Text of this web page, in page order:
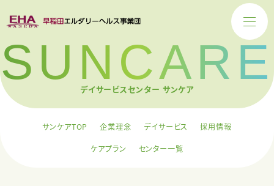
SUNCARE
デイサービスセンター サンケア
サンケアTOP 企業理念 デイサービス
採用情報
ケアプラン
センター一覧